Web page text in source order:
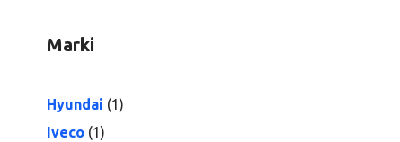
Marki
Hyundai (1)
Iveco (1)